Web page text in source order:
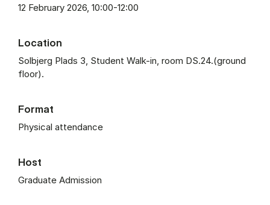
12 February 2026, 10:00-12:00
Location
Solbjerg Plads 3, Student Walk-in, room DS.24.(ground
floor).
Format
Physical attendance
Host
Graduate Admission